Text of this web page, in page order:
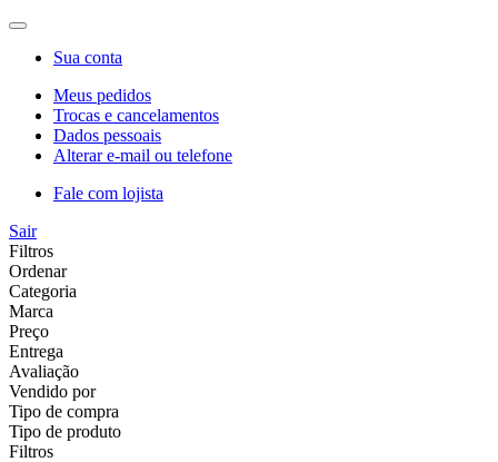
Sua conta
Meus pedidos
Trocas e cancelamentos
Dados pessoais
Alterar e-mail ou telefone
Fale com lojista
Sair
Filtros
Ordenar
Categoria
Marca
Preço
Entrega
Avaliação
Vendido por
Tipo de compra
Tipo de produto
Filtros